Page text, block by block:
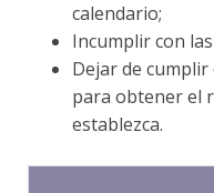
calendario;
Incumplir con
Dejar de
para obtener el
establezca.